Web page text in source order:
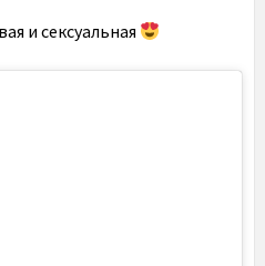
и сексуальная